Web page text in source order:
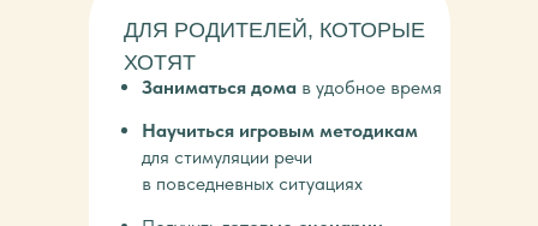
ДЛЯ РОДИТЕЛЕЙ, КОТОРЫЕ
ХОТЯТ
Заниматься дома в удобное время
Научиться игровым методикам
для стимуляции речи
в повседневных ситуациях